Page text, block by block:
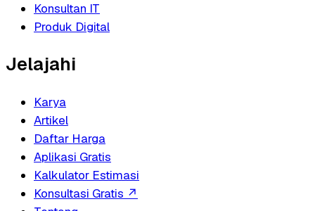
Konsultan IT
Produk Digital
Jelajahi
Karya
Artikel
Daftar Harga
Aplikasi Gratis
Kalkulator Estimasi
Konsultasi Gratis ↗